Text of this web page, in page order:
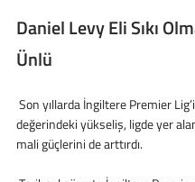
Daniel Levy Eli Sıkı
Ünlü
değerindeki yükseliş, ligde yer
mali güçlerini de arttırdı.